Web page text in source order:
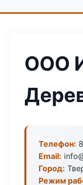
ООО
Телефон:
Email:
Город:
Режим